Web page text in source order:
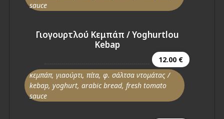
sauce
Γιογουρτλού Κεμπάπ / Yoghurtlou
Kebap
12.00 €
κεμπάπ, γιαούρτι, πίτα, φ. σάλτσα ντομάτας /
kebap, yoghurt, arabic bread, fresh tomato
sauce